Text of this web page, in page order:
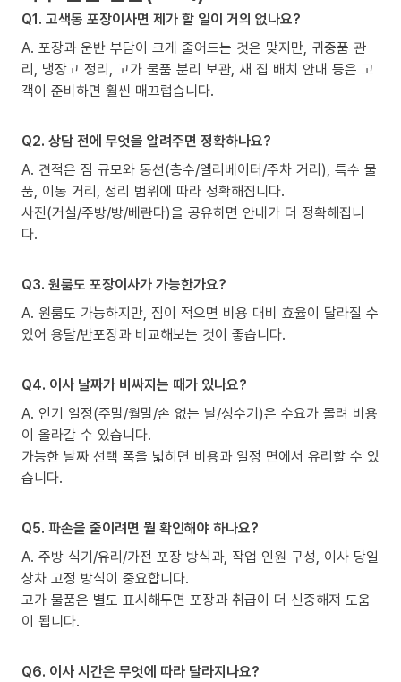
Q1. 고색동 포장이사면 제가 할 일이 거의 없나요?
A. 포장과 운반 부담이 크게 줄어드는 것은 맞지만, 귀중품 관
리, 냉장고 정리, 고가 물품 분리 보관, 새 집 배치 안내 등은 고
객이 준비하면 훨씬 매끄럽습니다.
Q2. 상담 전에 무엇을 알려주면 정확하나요?
A. 견적은 짐 규모와 동선(층수/엘리베이터/주차 거리), 특수 물
품, 이동 거리, 정리 범위에 따라 정확해집니다.
사진(거실/주방/방/베란다)을 공유하면 안내가 더 정확해집니
다.
Q3. 원룸도 포장이사가 가능한가요?
A. 원룸도 가능하지만, 짐이 적으면 비용 대비 효율이 달라질 수
있어 용달/반포장과 비교해보는 것이 좋습니다.
Q4. 이사 날짜가 비싸지는 때가 있나요?
A. 인기 일정(주말/월말/손 없는 날/성수기)은 수요가 몰려 비용
이 올라갈 수 있습니다.
가능한 날짜 선택 폭을 넓히면 비용과 일정 면에서 유리할 수 있
습니다.
Q5. 파손을 줄이려면 뭘 확인해야 하나요?
A. 주방 식기/유리/가전 포장 방식과, 작업 인원 구성, 이사 당일
상차 고정 방식이 중요합니다.
고가 물품은 별도 표시해두면 포장과 취급이 더 신중해져 도움
이 됩니다.
Q6. 이사 시간은 무엇에 따라 달라지나요?